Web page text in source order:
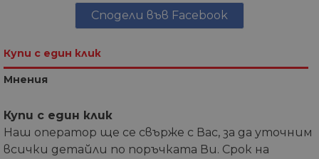
Сподели във Facebook
Купи с един клик
Мнения
Купи с един клик
Наш оператор ще се свърже с Вас, за да уточним
всички детайли по поръчката Ви. Срок на